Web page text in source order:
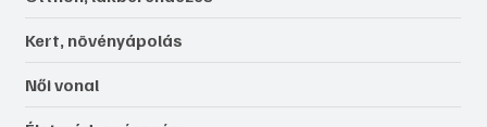
Kert, növényápolás
Női vonal